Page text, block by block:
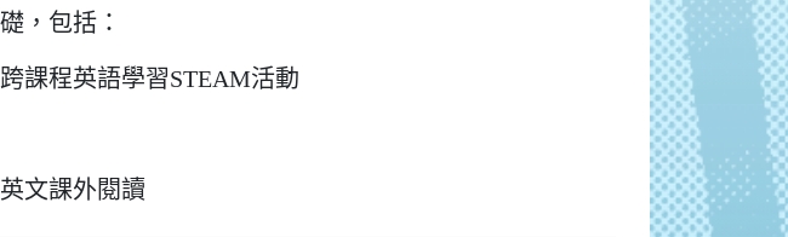
，包括：
課程英語學習STEAM活動
文課外閱讀